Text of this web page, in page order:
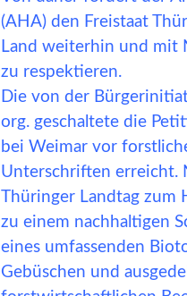
(AHA) den Freistaat
Land weiterhin und mit
zu respektieren.
Die von der
org. geschaltete die
bei Weimar vor
Unterschriften erreicht.
Thüringer Landtag
zu einem nachhaltigen
eines umfassenden
Gebüschen und